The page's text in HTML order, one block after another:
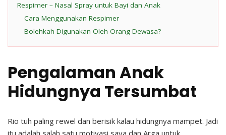
Respimer – Nasal Spray untuk Bayi dan Anak
Cara Menggunakan Respimer
Bolehkah Digunakan Oleh Orang Dewasa?
Pengalaman Anak
Hidungnya Tersumbat
Rio tuh paling rewel dan berisik kalau hidungnya mampet. Jadi
itu adalah salah satu motivasi saya dan Arga untuk